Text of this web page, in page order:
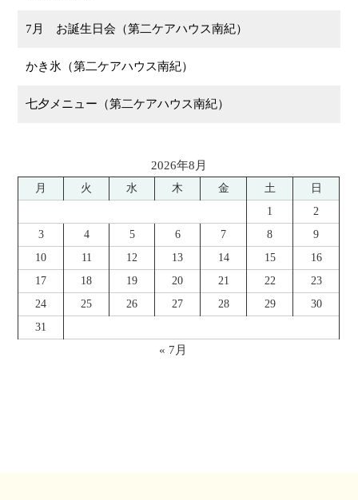
7月 お誕生日会（第二ケアハウス南紀）
かき氷（第二ケアハウス南紀）
七夕メニュー（第二ケアハウス南紀）
2026年8月
月 火 水 木 金 土
日
1
2
3
4 5 6 7 8
9
10
11 12 13 14 15
16
17
18 19 20 21 22
23
24
25 26 27 28 29
30
31
« 7月